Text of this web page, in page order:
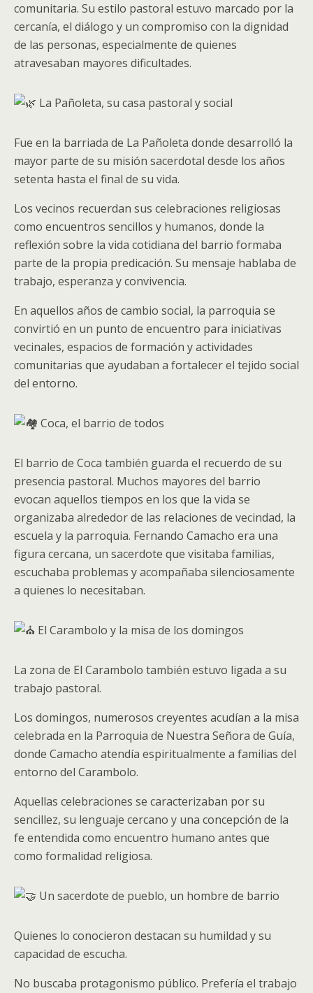
comunitaria. Su estilo pastoral estuvo marcado por la
cercanía, el diálogo y un compromiso con la dignidad
de las personas, especialmente de quienes
atravesaban mayores dificultades.
La Pañoleta, su casa pastoral y social
Fue en la barriada de La Pañoleta donde desarrolló la
mayor parte de su misión sacerdotal desde los años
setenta hasta el final de su vida.
Los vecinos recuerdan sus celebraciones religiosas
como encuentros sencillos y humanos, donde la
reflexión sobre la vida cotidiana del barrio formaba
parte de la propia predicación. Su mensaje hablaba de
trabajo, esperanza y convivencia.
En aquellos años de cambio social, la parroquia se
convirtió en un punto de encuentro para iniciativas
vecinales, espacios de formación y actividades
comunitarias que ayudaban a fortalecer el tejido social
del entorno.
Coca, el barrio de todos
El barrio de Coca también guarda el recuerdo de su
presencia pastoral. Muchos mayores del barrio
evocan aquellos tiempos en los que la vida se
organizaba alrededor de las relaciones de vecindad, la
escuela y la parroquia. Fernando Camacho era una
figura cercana, un sacerdote que visitaba familias,
escuchaba problemas y acompañaba silenciosamente
a quienes lo necesitaban.
El Carambolo y la misa de los domingos
La zona de El Carambolo también estuvo ligada a su
trabajo pastoral.
Los domingos, numerosos creyentes acudían a la misa
celebrada en la Parroquia de Nuestra Señora de Guía,
donde Camacho atendía espiritualmente a familias del
entorno del Carambolo.
Aquellas celebraciones se caracterizaban por su
sencillez, su lenguaje cercano y una concepción de la
fe entendida como encuentro humano antes que
como formalidad religiosa.
Un sacerdote de pueblo, un hombre de barrio
Quienes lo conocieron destacan su humildad y su
capacidad de escucha.
No buscaba protagonismo público. Prefería el trabajo